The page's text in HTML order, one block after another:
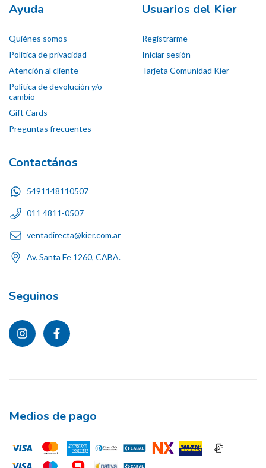
Ayuda
Quiénes somos
Política de privacidad
Atención al cliente
Política de devolución y/o
cambio
Gift Cards
Preguntas frecuentes
Usuarios del Kier
Registrarme
Iniciar sesión
Tarjeta Comunidad Kier
Contactános
5491148110507
011 4811-0507
ventadirecta@kier.com.ar
Av. Santa Fe 1260, CABA.
Seguinos
Medios de pago